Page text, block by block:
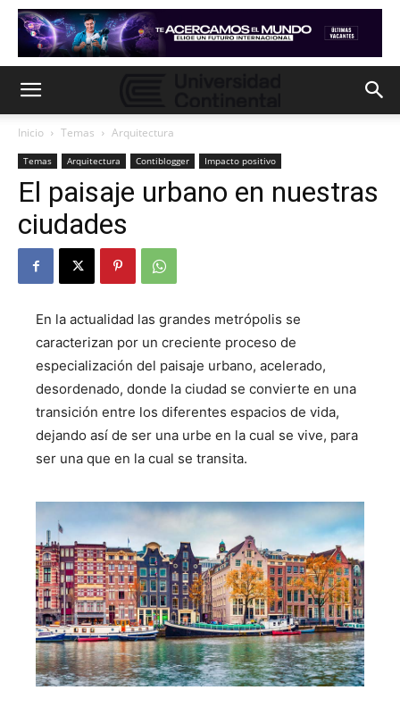
Inicio Temas Arquitectura
Temas Arquitectura Contiblogger Impacto positivo
El paisaje urbano en nuestras
ciudades
En la actualidad las grandes metrópolis se
caracterizan por un creciente proceso de
especialización del paisaje urbano, acelerado,
desordenado, donde la ciudad se convierte en una
transición entre los diferentes espacios de vida,
dejando así de ser una urbe en la cual se vive, para
ser una que en la cual se transita.